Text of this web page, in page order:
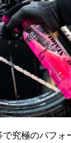
で究極のパフォ